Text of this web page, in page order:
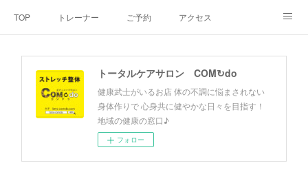
TOP トレーナー ご予約 アクセス
お客様の声
トータルケアサロン COM↻do
健康武士がいるお店 体の不調に悩まされない
身体作りで 心身共に健やかな日々を目指す！
地域の健康の窓口♪
フォロー